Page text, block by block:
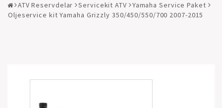
ATV Reservdelar Servicekit ATV
Yamaha Service Paket
Oljeservice kit Yamaha Grizzly 350/450/550/700 2007-2015